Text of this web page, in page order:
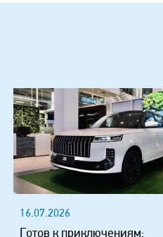
16.07.2026
Готов к приключениям: